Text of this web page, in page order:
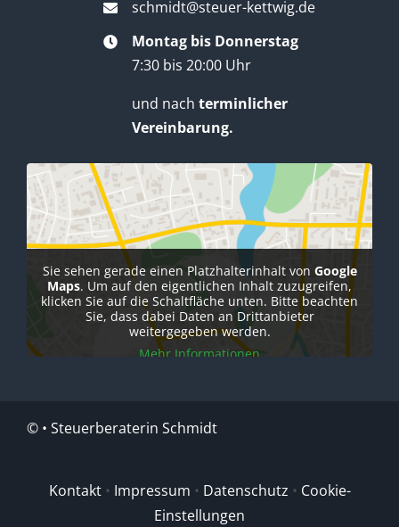
schmidt@steuer-kettwig.de
Montag bis Donnerstag
7:30 bis 20:00 Uhr
und nachterminlicher
Vereinbarung.
Sie sehen gerade einen Platzhalterinhalt von Google
Maps. Um auf den eigentlichen Inhalt zuzugreifen,
klicken Sie auf die Schaltfläche unten. Bitte beachten
Sie, dass dabei Daten an Drittanbieter
weitergegeben werden.
Mehr Informationen
Erforderlichen Service akzeptieren und
© • Steuerberaterin Schmidt
Kontakt• Impressum • Datenschutz • Cookie-
Einstellungen